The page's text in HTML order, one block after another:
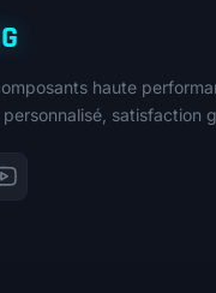
haute
satisfaction